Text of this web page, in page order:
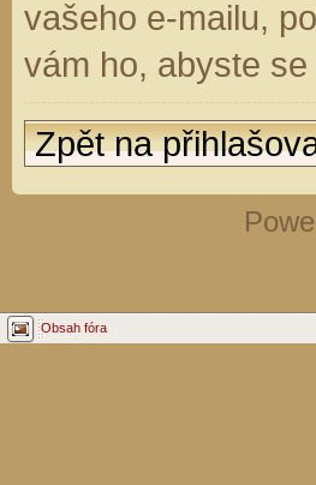
vašeho e-mailu,
vám ho, abyste
Zpět na
Obsah fóra